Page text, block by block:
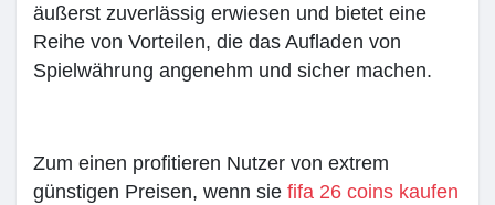
äußerst zuverlässig erwiesen und bietet eine
Reihe von Vorteilen, die das Aufladen von
Spielwährung angenehm und sicher machen.
Zum einen profitieren Nutzer von extrem
günstigen Preisen, wenn sie fifa 26 coins kaufen